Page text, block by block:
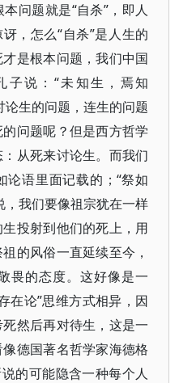
问题就是“自杀”，即人
，怎么“自杀”是人生的
是根本问题，我们中国
子说：“未知生，焉知
论生的问题，连生的问题
问题呢？但是西方哲学
从死来讨论生。而我们
语里面记载的；“祭如
，我们要像祖宗犹在一样
投射到他们的死上，用
的风俗一直延续至今，
畏的态度。这好像是一
在论”思维方式相异，因
然后再对待生，这是一
德国著名哲学家海德格
的可能隐含一种每个人